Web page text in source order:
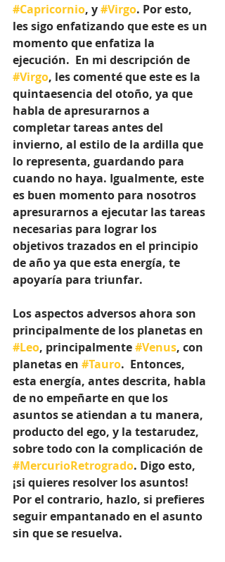
#Capricornio, y #Virgo. Por esto,
les sigo enfatizando que este es un
momento que enfatiza la
ejecución.  En mi descripción de
#Virgo, les comenté que este es la
quintaesencia del otoño, ya que
habla de apresurarnos a
completar tareas antes del
invierno, al estilo de la ardilla que
lo representa, guardando para
cuando no haya. Igualmente, este
es buen momento para nosotros
apresurarnos a ejecutar las tareas
necesarias para lograr los
objetivos trazados en el principio
de año ya que esta energía, te
apoyaría para triunfar.
Los aspectos adversos ahora son
principalmente de los planetas en
#Leo, principalmente #Venus, con
planetas en #Tauro.  Entonces,
esta energía, antes descrita, habla
de no empeñarte en que los
asuntos se atiendan a tu manera,
producto del ego, y la testarudez,
sobre todo con la complicación de
#MercurioRetrogrado. Digo esto,
¡si quieres resolver los asuntos!
Por el contrario, hazlo, si prefieres
seguir empantanado en el asunto
sin que se resuelva.